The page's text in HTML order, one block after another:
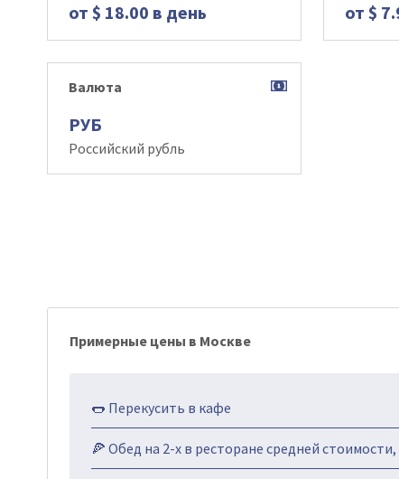
от $ 18.00 в день от $
Валюта
РУБ
Российский рубль
Примерные цены в Москве
🌭 Перекусить в кафе
🍕 Обед на 2-х в ресторане средней